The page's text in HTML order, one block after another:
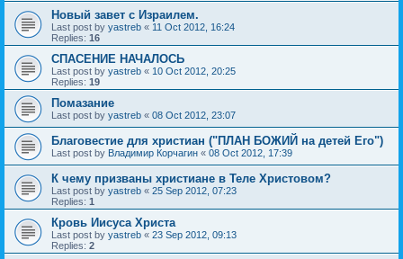
Новый завет с Израилем.
Last post by yastreb « 11 Oct 2012, 16:24
Replies: 16
СПАСЕНИЕ НАЧАЛОСЬ
Last post by yastreb « 10 Oct 2012, 20:25
Replies: 19
Помазание
Last post by yastreb « 08 Oct 2012, 23:07
Благовестие для христиан ("ПЛАН БОЖИЙ на детей Его")
Last post by Владимир Корчагин « 08 Oct 2012, 17:39
К чему призваны христиане в Теле Христовом?
Last post by yastreb « 25 Sep 2012, 07:23
Replies: 1
Кровь Иисуса Христа
Last post by yastreb « 23 Sep 2012, 09:13
Replies: 2